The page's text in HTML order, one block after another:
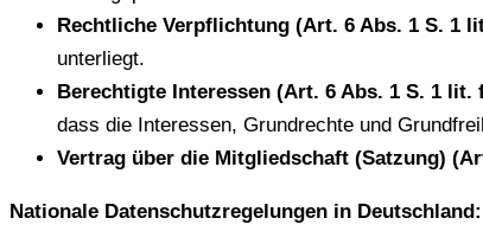
Rechtliche Verpflichtung (Art. 6 Abs. 1 S. 1
unterliegt.
Berechtigte Interessen (Art. 6 Abs. 1 S. 1 lit.
dass die Interessen, Grundrechte und
Vertrag über die Mitgliedschaft (Satzung)
Nationale Datenschutzregelungen in Deutschland: